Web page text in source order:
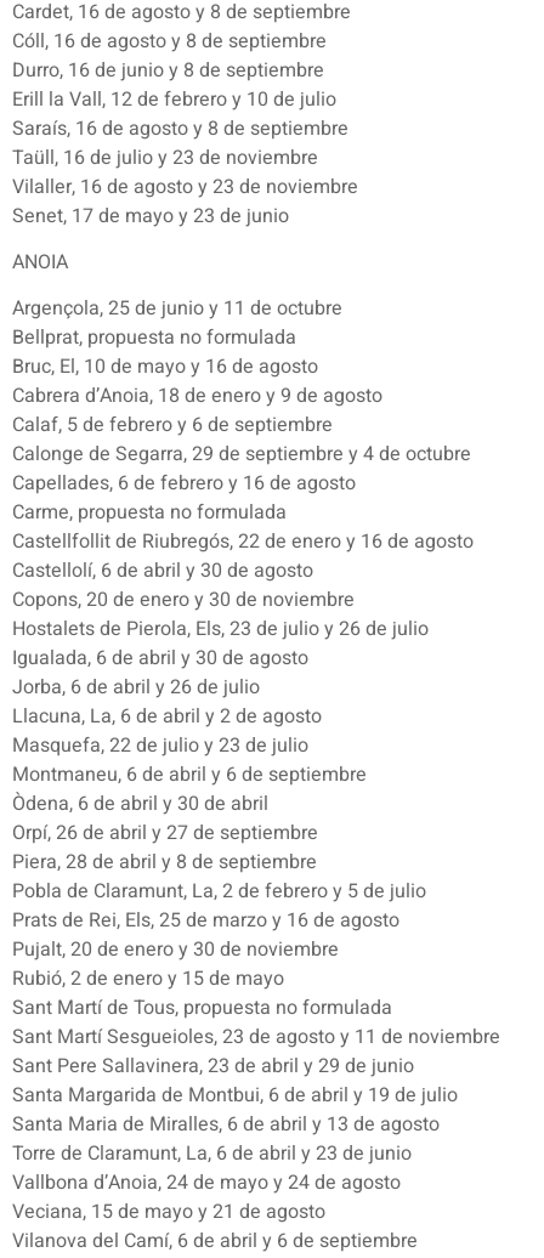
Cardet, 16 de agosto y 8 de septiembre
Cóll, 16 de agosto y 8 de septiembre
Durro, 16 de junio y 8 de septiembre
Erill la Vall, 12 de febrero y 10 de julio
Saraís, 16 de agosto y 8 de septiembre
Taüll, 16 de julio y 23 de noviembre
Vilaller, 16 de agosto y 23 de noviembre
Senet, 17 de mayo y 23 de junio
ANOIA
Argençola, 25 de junio y 11 de octubre
Bellprat, propuesta no formulada
Bruc, El, 10 de mayo y 16 de agosto
Cabrera d’Anoia, 18 de enero y 9 de agosto
Calaf, 5 de febrero y 6 de septiembre
Calonge de Segarra, 29 de septiembre y 4 de octubre
Capellades, 6 de febrero y 16 de agosto
Carme, propuesta no formulada
Castellfollit de Riubregós, 22 de enero y 16 de agosto
Castellolí, 6 de abril y 30 de agosto
Copons, 20 de enero y 30 de noviembre
Hostalets de Pierola, Els, 23 de julio y 26 de julio
Igualada, 6 de abril y 30 de agosto
Jorba, 6 de abril y 26 de julio
Llacuna, La, 6 de abril y 2 de agosto
Masquefa, 22 de julio y 23 de julio
Montmaneu, 6 de abril y 6 de septiembre
Òdena, 6 de abril y 30 de abril
Orpí, 26 de abril y 27 de septiembre
Piera, 28 de abril y 8 de septiembre
Pobla de Claramunt, La, 2 de febrero y 5 de julio
Prats de Rei, Els, 25 de marzo y 16 de agosto
Pujalt, 20 de enero y 30 de noviembre
Rubió, 2 de enero y 15 de mayo
Sant Martí de Tous, propuesta no formulada
Sant Martí Sesgueioles, 23 de agosto y 11 de noviembre
Sant Pere Sallavinera, 23 de abril y 29 de junio
Santa Margarida de Montbui, 6 de abril y 19 de julio
Santa Maria de Miralles, 6 de abril y 13 de agosto
Torre de Claramunt, La, 6 de abril y 23 de junio
Vallbona d’Anoia, 24 de mayo y 24 de agosto
Veciana, 15 de mayo y 21 de agosto
Vilanova del Camí, 6 de abril y 6 de septiembre